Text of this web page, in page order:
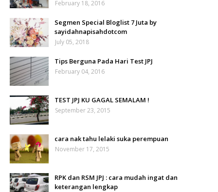
February 18, 2016
Segmen Special Bloglist 7 Juta by
sayidahnapisahdotcom
July 05, 2018
Tips Berguna Pada Hari Test JPJ
February 04, 2016
TEST JPJ KU GAGAL SEMALAM !
September 23, 2015
cara nak tahu lelaki suka perempuan
November 17, 2015
RPK dan RSM JPJ : cara mudah ingat dan
keterangan lengkap